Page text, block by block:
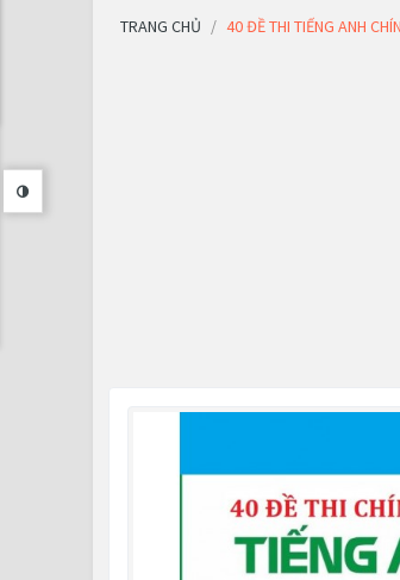
TRANG CHỦ 40 ĐỀ THI TIẾNG ANH